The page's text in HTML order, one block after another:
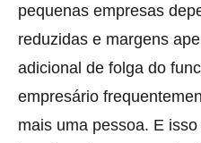
pequenas empresas
reduzidas e margens
adicional de folga do
empresário
mais uma pessoa. E